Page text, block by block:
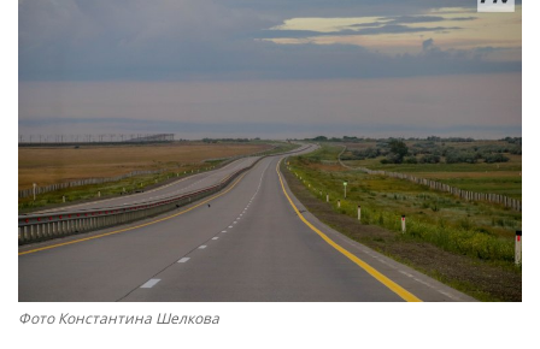
СПОРТ
Чек-лист
РАЗВЛЕЧЕНИЯ
OFFICIAL
Фото Константина Шелкова